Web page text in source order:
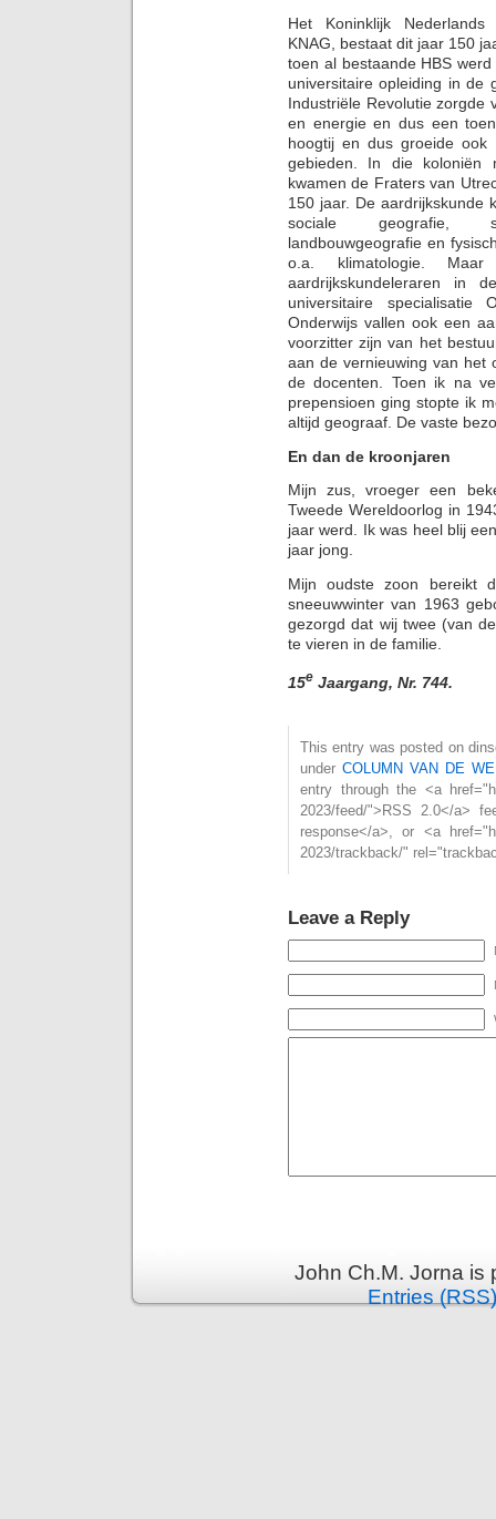
Het Koninklijk Nederlands
KNAG, bestaat dit jaar 150
toen al bestaande HBS
universitaire opleiding in de
Industriële Revolutie zorgde
en energie en dus een
hoogtij en dus groeide ook
gebieden. In die koloniën
kwamen de Fraters van
150 jaar. De aardrijkskunde
sociale geografie,
landbouwgeografie en
o.a. klimatologie.
aardrijkskundeleraren in
universitaire specialisatie
Onderwijs vallen ook een
voorzitter zijn van het
aan de vernieuwing van het
de docenten. Toen ik na
prepensioen ging stopte ik
altijd geograaf. De vaste
En dan de kroonjaren
Mijn zus, vroeger een
Tweede Wereldoorlog in
jaar werd. Ik was heel blij
jaar jong.
Mijn oudste zoon bereikt
sneeuwwinter van 1963
gezorgd dat wij twee (van
te vieren in de familie.
15e Jaargang, Nr. 744.
This entry was posted on
under COLUMN VAN DE
entry through the <a
2023/feed/">RSS 2.0</a>
response</a>, or <a
2023/trackback/"
Leave a Reply
John Ch.M. Jorna
Entries (RSS)